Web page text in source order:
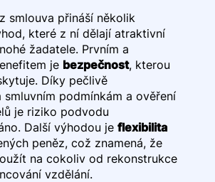
smlouva přináší několik
které z ní dělají atraktivní
žadatele. Prvním a
je bezpečnost, kterou
Díky pečlivě
smluvním podmínkám a ověření
je riziko podvodu
Další výhodou je flexibilita
peněz, což znamená, že
na cokoliv od rekonstrukce
vzdělání.